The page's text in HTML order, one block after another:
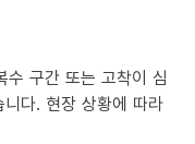
구간 또는 고착이 심
다. 현장 상황에 따라